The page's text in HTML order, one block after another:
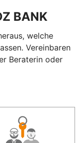
BANK
welche
Vereinbaren
Beraterin oder